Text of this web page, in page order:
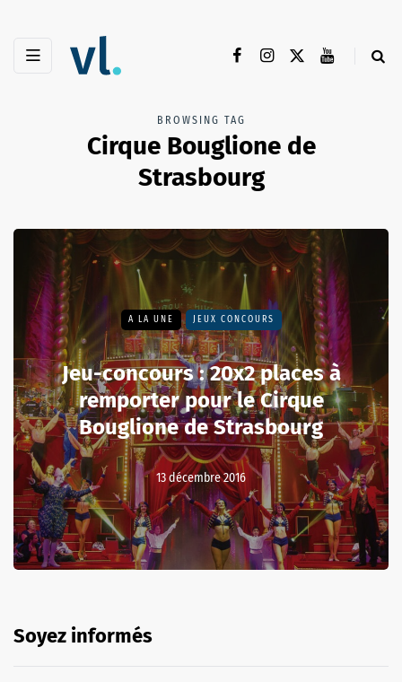
BROWSING TAG
Cirque Bouglione de
Strasbourg
A LA UNE JEUX CONCOURS
Jeu-concours : 20x2 places à
remporter pour le Cirque
Bouglione de Strasbourg
13 décembre 2016
Soyez informés